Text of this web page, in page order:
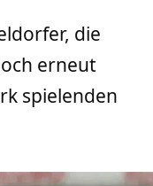
die
erneut
spielenden